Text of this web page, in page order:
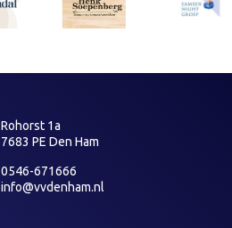
Rohorst 1a
7683 PE Den Ham
0546-671666
info@vvdenham.nl